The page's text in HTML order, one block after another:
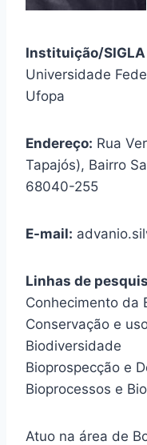
Instituição/SIGLA
Universidade
Ufopa
Endereço: Rua
Tapajós), Bairro
68040-255
E-mail:
Linhas de
Conhecimento da
Conservação e
Biodiversidade
Bioprospecção e
Bioprocessos e
Atuo na área de